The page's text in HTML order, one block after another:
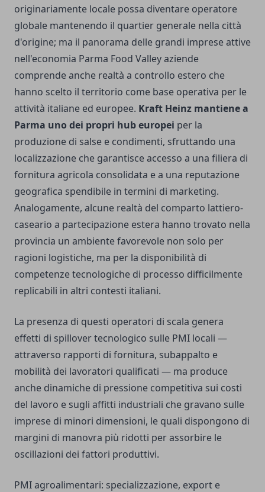
originariamente locale possa diventare operatore
globale mantenendo il quartier generale nella città
d'origine; ma il panorama delle grandi imprese attive
nell'economia Parma Food Valley aziende
comprende anche realtà a controllo estero che
hanno scelto il territorio come base operativa per le
attività italiane ed europee. Kraft Heinz mantiene a
Parma uno dei propri hub europei per la
produzione di salse e condimenti, sfruttando una
localizzazione che garantisce accesso a una filiera di
fornitura agricola consolidata e a una reputazione
geografica spendibile in termini di marketing.
Analogamente, alcune realtà del comparto lattiero-
caseario a partecipazione estera hanno trovato nella
provincia un ambiente favorevole non solo per
ragioni logistiche, ma per la disponibilità di
competenze tecnologiche di processo difficilmente
replicabili in altri contesti italiani.
La presenza di questi operatori di scala genera
effetti di spillover tecnologico sulle PMI locali —
attraverso rapporti di fornitura, subappalto e
mobilità dei lavoratori qualificati — ma produce
anche dinamiche di pressione competitiva sui costi
del lavoro e sugli affitti industriali che gravano sulle
imprese di minori dimensioni, le quali dispongono di
margini di manovra più ridotti per assorbire le
oscillazioni dei fattori produttivi.
PMI agroalimentari: specializzazione, export e